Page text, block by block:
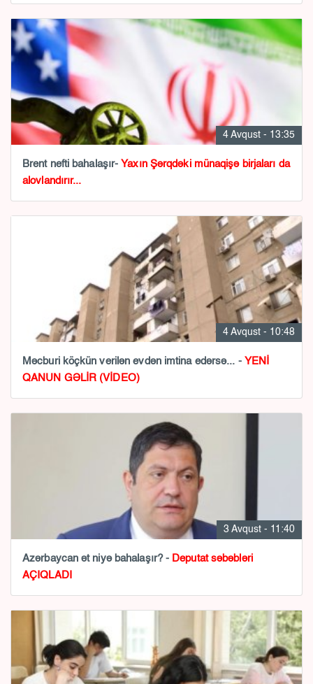
4 Avqust - 13:35
Brent nefti bahalaşır- Yaxın Şərqdəki münaqişə birjaları da
alovlandırır...
4 Avqust - 10:48
Məcburi köçkün verilən evdən imtina edərsə... - YENİ
QANUN GƏLİR (VİDEO)
3 Avqust - 11:40
Azərbaycan ət niyə bahalaşır? - Deputat səbəbləri
AÇIQLADI